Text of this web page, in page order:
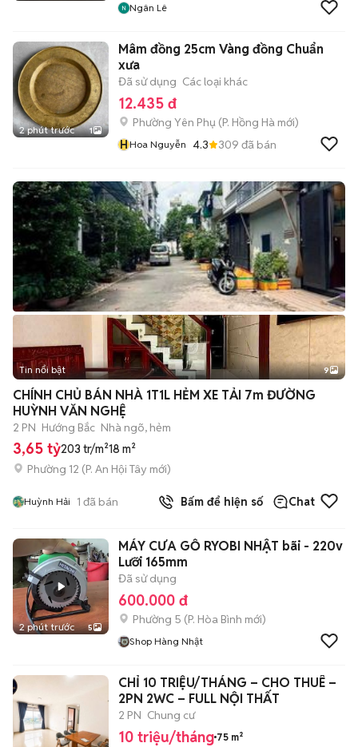
Ngân Lê
2 phút trước 1
Mâm đồng 25cm Vàng đồng Chuẩn
xưa
Đã sử dụng Các loại khác
12.435 đ
Phường Yên Phụ (P. Hồng Hà mới)
HHoa Nguyễn 4.3 309 đã bán
+2
Tin nổi bật 9
CHÍNH CHỦ BÁN NHÀ 1T1L HẺM XE TẢI 7m ĐƯỜNG
HUỲNH VĂN NGHỆ
2 PN Hướng Bắc Nhà ngõ, hẻm
3,65 tỷ203 tr/m²18 m²
Phường 12 (P. An Hội Tây mới)
Huỳnh Hải 1 đã bán Bấm để hiện số Chat
2 phút trước 5
MÁY CƯA GỖ RYOBI NHẬT bãi - 220v
Lưỡi 165mm
Đã sử dụng
600.000 đ
Phường 5 (P. Hòa Bình mới)
Shop Hàng Nhật
CHỈ 10 TRIỆU/THÁNG – CHO THUÊ –
2PN 2WC – FULL NỘI THẤT
2 PN Chung cư
10 triệu/tháng 75 m²